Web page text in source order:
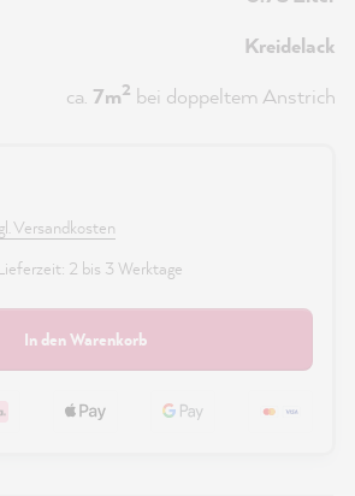
Kreidelack
ca. 7m2 bei doppeltem Anstrich
Versandkosten
2 bis 3 Werktage
In den Warenkorb